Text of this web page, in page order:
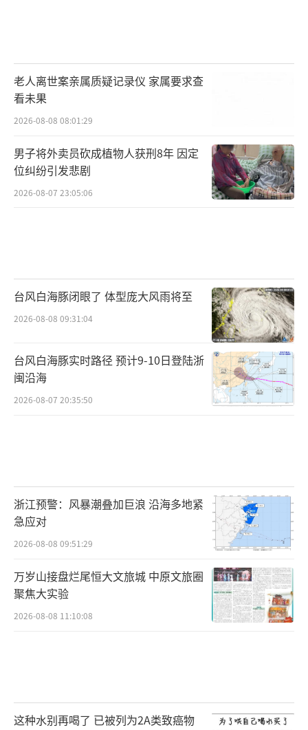
老人离世案亲属质疑记录仪 家属要求查
看未果
2026-08-08 08:01:29
男子将外卖员砍成植物人获刑8年 因定
位纠纷引发悲剧
2026-08-07 23:05:06
台风白海豚闭眼了 体型庞大风雨将至
2026-08-08 09:31:04
台风白海豚实时路径 预计9-10日登陆浙
闽沿海
2026-08-07 20:35:50
浙江预警：风暴潮叠加巨浪 沿海多地紧
急应对
2026-08-08 09:51:29
万岁山接盘烂尾恒大文旅城 中原文旅圈
聚焦大实验
2026-08-08 11:10:08
这种水别再喝了 已被列为2A类致癌物